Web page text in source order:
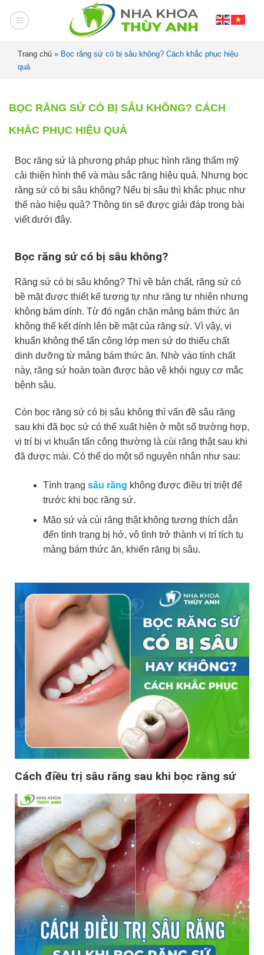
Trang chủ » Bọc răng sứ có bị sâu không? Cách khắc phục hiệu
quả
BỌC RĂNG SỨ CÓ BỊ SÂU KHÔNG? CÁCH
KHẮC PHỤC HIỆU QUẢ
Bọc răng sứ là phương pháp phục hình răng thẩm mỹ
cải thiện hình thể và màu sắc răng hiệu quả. Nhưng bọc
răng sứ có bị sâu không? Nếu bị sâu thì khắc phục như
thế nào hiệu quả? Thông tin sẽ được giải đáp trong bài
viết dưới đây.
Bọc răng sứ có bị sâu không?
Răng sứ có bị sâu không? Thì về bản chất, răng sứ có
bề mặt được thiết kế tương tự như răng tự nhiên nhưng
không bám dính. Từ đó ngăn chặn mảng bám thức ăn
không thể kết dính lên bề mặt của răng sứ. Vì vậy, vi
khuẩn không thể tấn công lớp men sứ do thiếu chất
dinh dưỡng từ mảng bám thức ăn. Nhờ vào tính chất
này, răng sứ hoàn toàn được bảo vệ khỏi nguy cơ mắc
bệnh sâu.
Còn bọc răng sứ có bị sâu không thì vấn đề sâu răng
sau khi đã bọc sứ có thể xuất hiện ở một số trường hợp,
vị trí bị vi khuẩn tấn công thường là cùi răng thật sau khi
đã được mài. Có thể do một số nguyên nhân như sau:
Tình trạng sâu răng không được điều trị triệt để
trước khi bọc răng sứ.
Mão sứ và cùi răng thật không tương thích dẫn
đến tình trạng bị hở, vô tình trở thành vị trí tích tụ
mảng bám thức ăn, khiến răng bị sâu.
Cách điều trị sâu răng sau khi bọc răng sứ